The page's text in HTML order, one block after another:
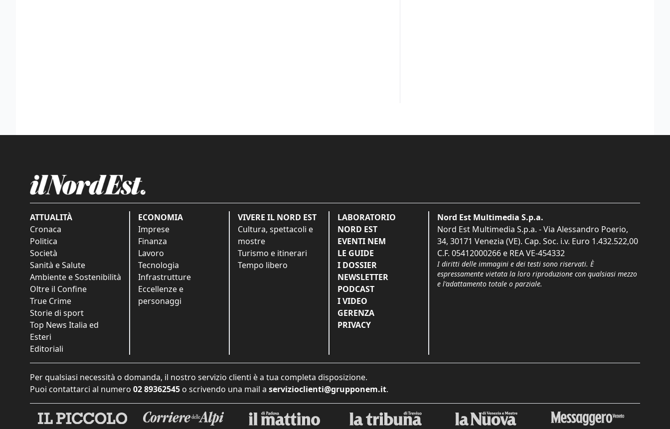
ATTUALITÀ
Cronaca
Politica
Società
Sanità e Salute
Ambiente e Sostenibilità
Oltre il Confine
True Crime
Storie di sport
Top News Italia ed
Esteri
Editoriali
ECONOMIA
Imprese
Finanza
Lavoro
Tecnologia
Infrastrutture
Eccellenze e
personaggi
VIVERE IL NORD EST
Cultura, spettacoli e
mostre
Turismo e itinerari
Tempo libero
LABORATORIO
NORD EST
EVENTI NEM
LE GUIDE
I DOSSIER
NEWSLETTER
PODCAST
I VIDEO
GERENZA
PRIVACY
Nord Est Multimedia S.p.a.
Nord Est Multimedia S.p.a. - Via Alessandro Poerio,
34, 30171 Venezia (VE). Cap. Soc. i.v. Euro 1.432.522,00
C.F. 05412000266 e REA VE-454332
I diritti delle immagini e dei testi sono riservati. È
espressamente vietata la loro riproduzione con qualsiasi mezzo
e l'adattamento totale o parziale.
Per qualsiasi necessità o domanda, il nostro servizio clienti è a tua completa disposizione.
Puoi contattarci al numero 02 89362545 o scrivendo una mail a servizioclienti@grupponem.it.